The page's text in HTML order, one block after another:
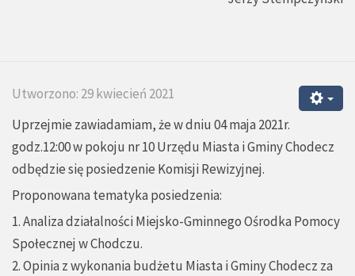
Utworzono: 29 kwiecień 2021
Uprzejmie zawiadamiam, że w dniu 04 maja 2021r.
godz.12:00 w pokoju nr 10 Urzędu Miasta i Gminy Chodecz
odbędzie się posiedzenie Komisji Rewizyjnej.
Proponowana tematyka posiedzenia:
1. Analiza działalności Miejsko-Gminnego Ośrodka Pomocy
Społecznej w Chodczu.
2. Opinia z wykonania budżetu Miasta i Gminy Chodecz za